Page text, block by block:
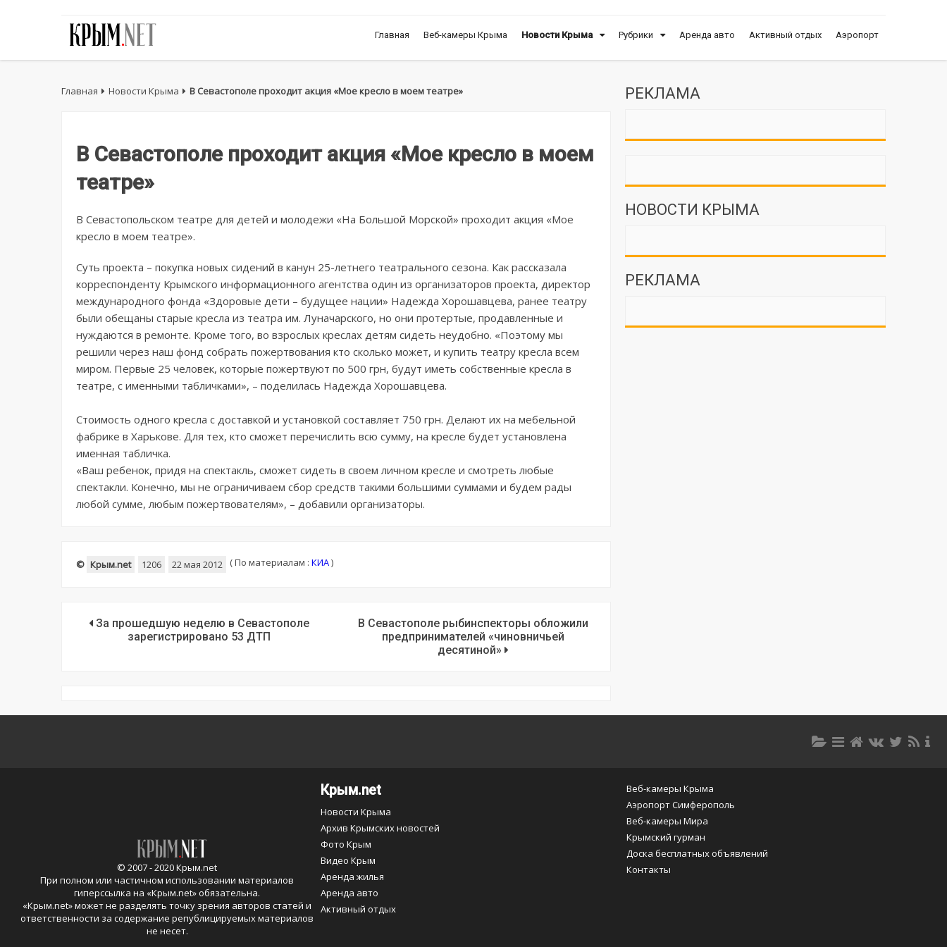
Главная Веб-камеры Крыма Новости Крыма Рубрики Аренда авто Активный отдых Аэропорт
Главная Новости Крыма В Севастополе проходит акция «Мое кресло в моем театре»
В Севастополе проходит акция «Мое кресло в моем
театре»
В Севастопольском театре для детей и молодежи «На Большой Морской» проходит акция «Мое
кресло в моем театре».
Суть проекта – покупка новых сидений в канун 25-летнего театрального сезона. Как рассказала
корреспонденту Крымского информационного агентства один из организаторов проекта, директор
международного фонда «Здоровые дети – будущее нации» Надежда Хорошавцева, ранее театру
были обещаны старые кресла из театра им. Луначарского, но они протертые, продавленные и
нуждаются в ремонте. Кроме того, во взрослых креслах детям сидеть неудобно. «Поэтому мы
решили через наш фонд собрать пожертвования кто сколько может, и купить театру кресла всем
миром. Первые 25 человек, которые пожертвуют по 500 грн, будут иметь собственные кресла в
театре, с именными табличками», – поделилась Надежда Хорошавцева.
Стоимость одного кресла с доставкой и установкой составляет 750 грн. Делают их на мебельной
фабрике в Харькове. Для тех, кто сможет перечислить всю сумму, на кресле будет установлена
именная табличка.
«Ваш ребенок, придя на спектакль, сможет сидеть в своем личном кресле и смотреть любые
спектакли. Конечно, мы не ограничиваем сбор средств такими большими суммами и будем рады
любой сумме, любым пожертвователям», – добавили организаторы.
© Крым.net 1206 22 мая 2012 (По материалам : КИА)
За прошедшую неделю в Севастополе
зарегистрировано 53 ДТП
В Севастополе рыбинспекторы обложили
предпринимателей «чиновничьей
десятиной»
РЕКЛАМА
НОВОСТИ КРЫМА
РЕКЛАМА
© 2007 - 2020 Крым.net
При полном или частичном использовании материалов
гиперссылка на «Крым.net» обязательна.
«Крым.net» может не разделять точку зрения авторов статей и
ответственности за содержание републицируемых материалов
не несет.
Крым.net
Новости Крыма
Архив Крымских новостей
Фото Крым
Видео Крым
Аренда жилья
Аренда авто
Активный отдых
Веб-камеры Крыма
Аэропорт Симферополь
Веб-камеры Мира
Крымский гурман
Доска бесплатных объявлений
Контакты